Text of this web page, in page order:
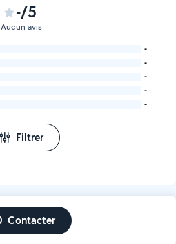
-/5
Aucun avis
-
-
-
-
-
Filtrer
Contacter